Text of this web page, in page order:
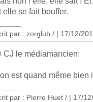
elle se fait bouffer.
par : zorglub / | 17/12/
CJ le médiamancien:
est quand même bien
par : Pierre Huet / | 17/